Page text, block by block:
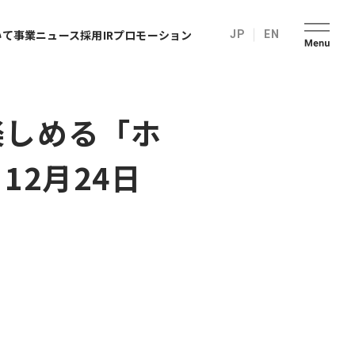
事業ニュース採用IRプロモーション JP EN
める「ホ
月24日